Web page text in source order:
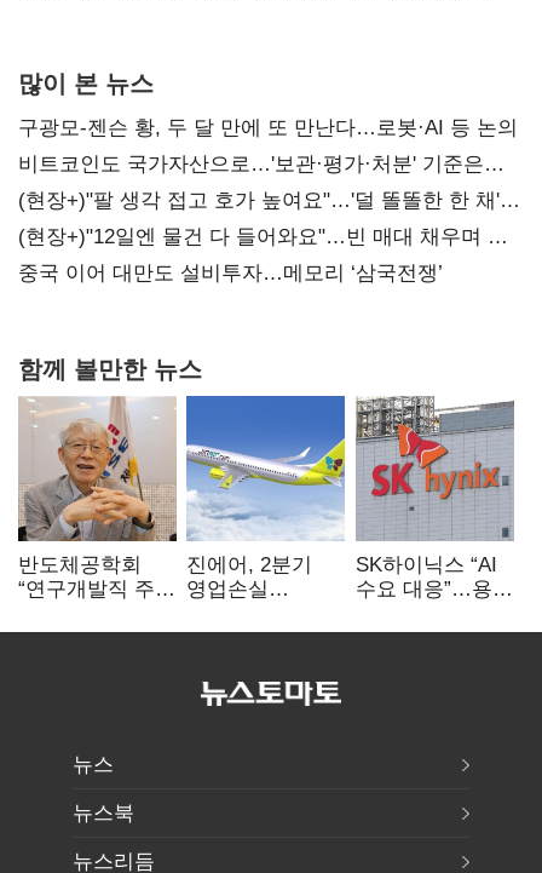
많이 본 뉴스
구광모-젠슨 황, 두 달 만에 또 만난다…로봇·AI 등 논의
비트코인도 국가자산으로…'보관·평가·처분' 기준은
숙제
(현장+)"팔 생각 접고 호가 높여요"…'덜 똘똘한 한 채'
20억 키맞추기
(현장+)"12일엔 물건 다 들어와요"…빈 매대 채우며 문
연 홈플러스
중국 이어 대만도 설비투자…메모리 ‘삼국전쟁’
함께 볼만한 뉴스
반도체공학회
“연구개발직 주
개선해야”
진에어, 2분기
영업손실
상승 여파
SK하이닉스 “AI
수요 대응”…용인
투자
뉴스
뉴스북
뉴스리듬